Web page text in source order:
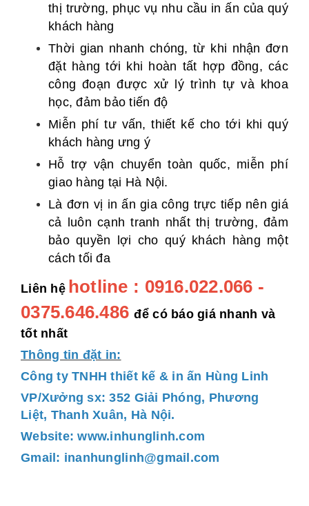
thị trường, phục vụ nhu cầu in ấn của quý
khách hàng
Thời gian nhanh chóng, từ khi nhận đơn
đặt hàng tới khi hoàn tất hợp đồng, các
công đoạn được xử lý trình tự và khoa
học, đảm bảo tiến độ
Miễn phí tư vấn, thiết kế cho tới khi quý
khách hàng ưng ý
Hỗ trợ vận chuyển toàn quốc, miễn phí
giao hàng tại Hà Nội.
Là đơn vị in ấn gia công trực tiếp nên giá
cả luôn cạnh tranh nhất thị trường, đảm
bảo quyền lợi cho quý khách hàng một
cách tối đa
Liên hệ hotline : 0916.022.066 -
0375.646.486để có báo giá nhanh và
tốt nhất
Thông tin đặt in:
Công ty TNHH thiết kế & in ấn Hùng Linh
VP/Xưởng sx: 352 Giải Phóng, Phương
Liệt, Thanh Xuân, Hà Nội.
Website: www.inhunglinh.com
Gmail: inanhunglinh@gmail.com